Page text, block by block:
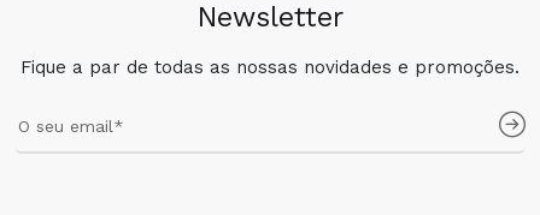
Newsletter
Fique a par de todas as nossas novidades e promoções.